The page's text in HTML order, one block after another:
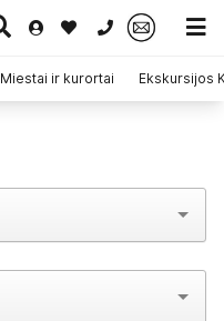
0 700 11007
Miestai ir kurortai Ekskursijos